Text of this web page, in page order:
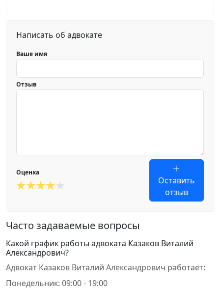
Написать об адвокате
Ваше имя
Отзыв
Оценка
Оставить
отзыв
Часто задаваемые вопросы
Какой график работы адвоката Казаков Виталий
Александрович?
Адвокат Казаков Виталий Александрович работает:
Понедельник: 09:00 - 19:00